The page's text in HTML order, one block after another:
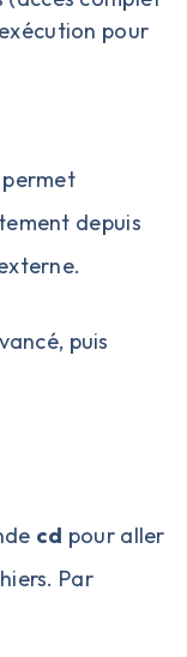
pour
permet
depuis
puis
cd pour aller
Par